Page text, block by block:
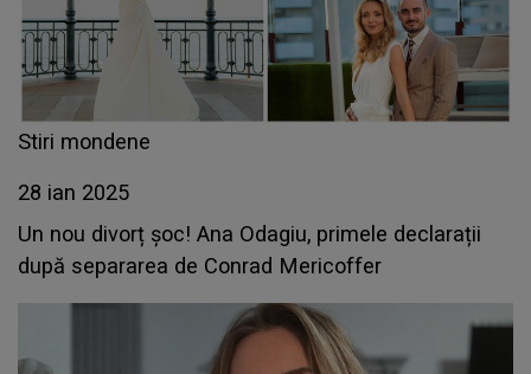
Stiri mondene
28 ian 2025
Un nou divorț șoc! Ana Odagiu, primele declarații
după separarea de Conrad Mericoffer